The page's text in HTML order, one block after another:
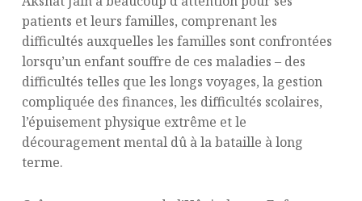
patients et leurs familles, comprenant les
difficultés auxquelles les familles sont confrontées
lorsqu’un enfant souffre de ces maladies – des
difficultés telles que les longs voyages, la gestion
compliquée des finances, les difficultés scolaires,
l’épuisement physique extrême et le
découragement mental dû à la bataille à long
terme.